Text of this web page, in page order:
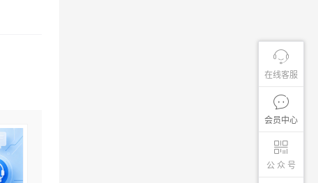
在线客服
会员中心
公 众 号